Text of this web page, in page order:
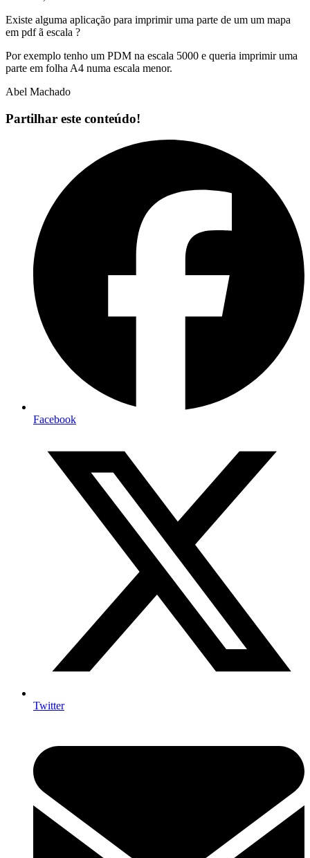
Existe alguma aplicação para imprimir uma parte de um um mapa
em pdf ã escala ?
Por exemplo tenho um PDM na escala 5000 e queria imprimir uma
parte em folha A4 numa escala menor.
Abel Machado
Partilhar este conteúdo!
Facebook
Twitter